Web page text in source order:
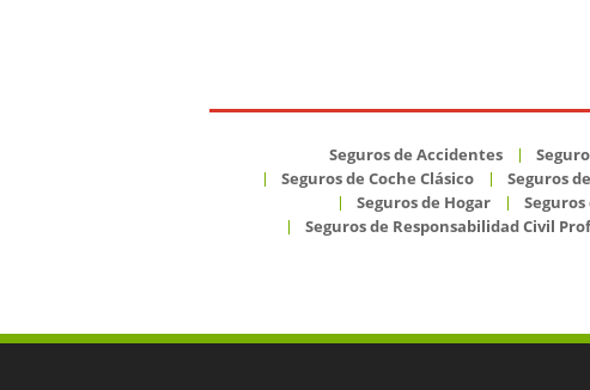
Seguros de Accidentes
Seguros de Coche Clásico
Seguros
Seguros de Hogar
Seguros de Responsabilidad Civil